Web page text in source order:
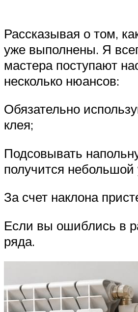
Рассказывая о том,
уже выполнены. Я
мастера поступают
несколько нюансов:
Обязательно
клея;
Подсовывать
получится небольшой
За счет наклона
Если вы ошиблись в
ряда.